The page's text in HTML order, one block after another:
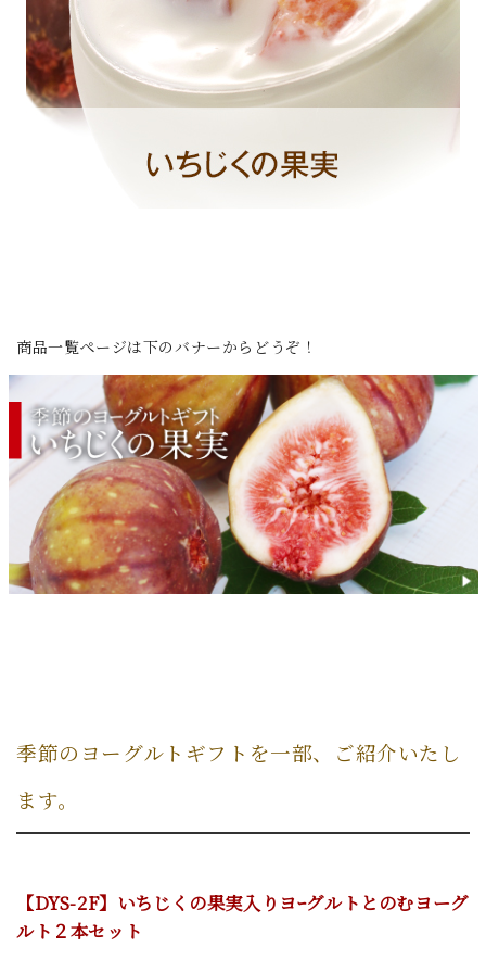
商品一覧ページは下のバナーからどうぞ！
季節のヨーグルトギフトを一部、ご紹介いたし
ます。
【DYS-2F】いちじくの果実入りヨｰグルトとのむヨーグ
ルト２本セット